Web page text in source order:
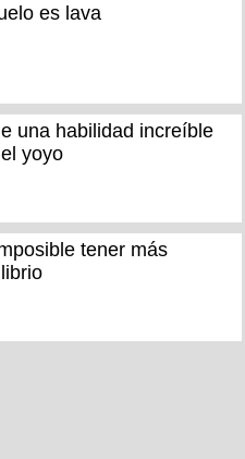
es lava
una habilidad increíble
yoyo
tener más